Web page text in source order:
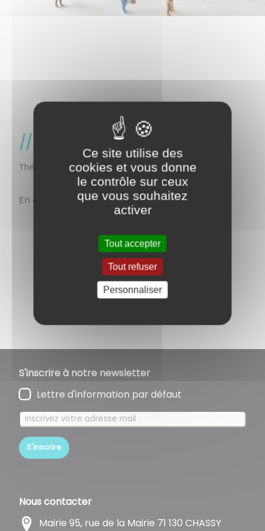
Thématique
En construction, merci pour votre patience.
Retour à l'accueil
S'inscrire à notre newsletter
Lettre d'information par défaut
S'inscrire
Nous contacter
Mairie 95, rue de la Mairie 71 130 CHASSY
Ce site utilise des
cookies et vous donne
le contrôle sur ceux
que vous souhaitez
activer
Tout accepter
Tout refuser
Personnaliser